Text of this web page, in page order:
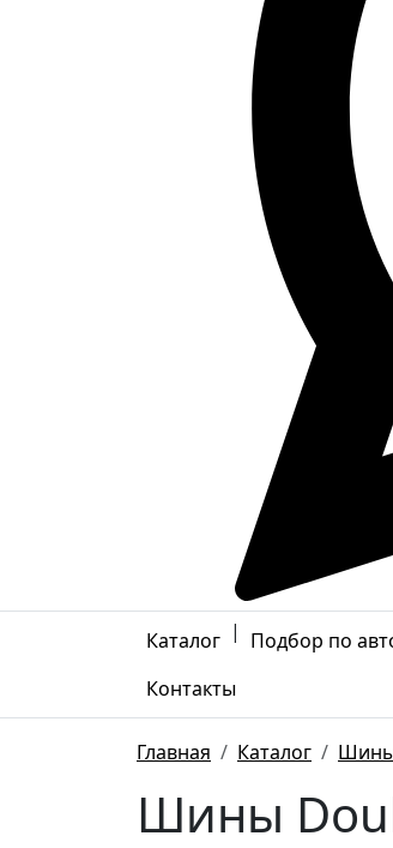
Каталог | Подбор по
Контакты
Главная Каталог
Шины